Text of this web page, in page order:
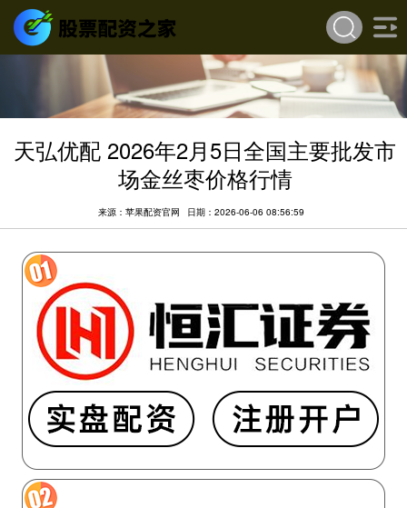
天弘优配 2026年2月5日全国主要批发市
场金丝枣价格行情
来源：苹果配资官网 日期：2026-06-06 08:56:59